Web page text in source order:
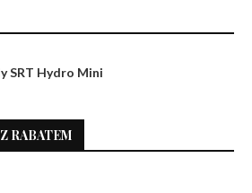
SRT Hydro Mini
RABATEM